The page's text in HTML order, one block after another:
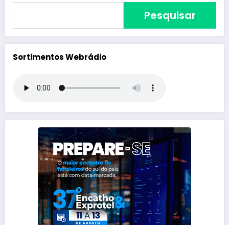
Pesquisar
Sortimentos Webrádio